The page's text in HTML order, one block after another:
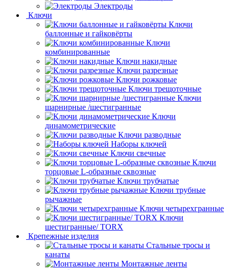
Электроды
Ключи
Ключи
баллонные и гайковёрты
Ключи
комбинированные
Ключи накидные
Ключи разрезные
Ключи рожковые
Ключи трещоточные
Ключи
шарнирные /шестигранные
Ключи
динамометрические
Ключи разводные
Наборы ключей
Ключи свечные
Ключи
торцовые L-образные сквозные
Ключи трубчатые
Ключи трубные
рычажные
Ключи четырехгранные
Ключи
шестигранные/ TORX
Крепежные изделия
Стальные тросы и
канаты
Монтажные ленты